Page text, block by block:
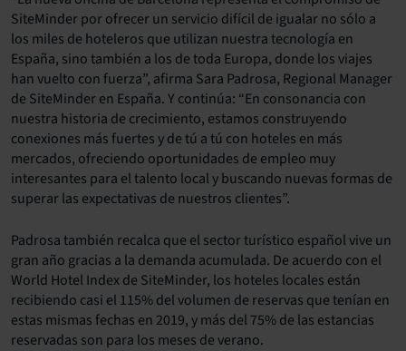
SiteMinder por ofrecer un servicio difícil de igualar no sólo a
los miles de hoteleros que utilizan nuestra tecnología en
España, sino también a los de toda Europa, donde los viajes
han vuelto con fuerza”, afirma Sara Padrosa, Regional Manager
de SiteMinder en España. Y continúa: “En consonancia con
nuestra historia de crecimiento, estamos construyendo
conexiones más fuertes y de tú a tú con hoteles en más
mercados, ofreciendo oportunidades de empleo muy
interesantes para el talento local y buscando nuevas formas de
superar las expectativas de nuestros clientes”.
Padrosa también recalca que el sector turístico español vive un
gran año gracias a la demanda acumulada. De acuerdo con el
World Hotel Index de SiteMinder, los hoteles locales están
recibiendo casi el 115% del volumen de reservas que tenían en
estas mismas fechas en 2019, y más del 75% de las estancias
reservadas son para los meses de verano.